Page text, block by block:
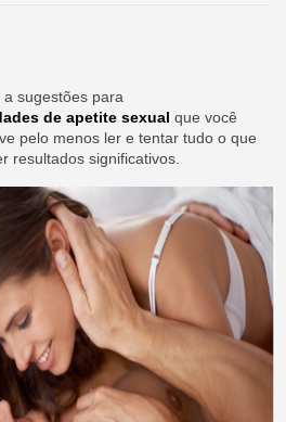
sugestões para
de apetite sexual que você
pelo menos ler e tentar tudo o que
resultados significativos.